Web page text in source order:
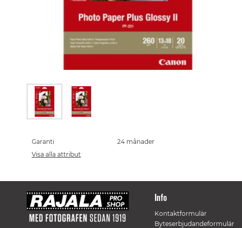
the
beginning
of
Garanti
24 månader
Visa alla attribut
Info
Kontaktformulär
Byteserbjudandeformulär